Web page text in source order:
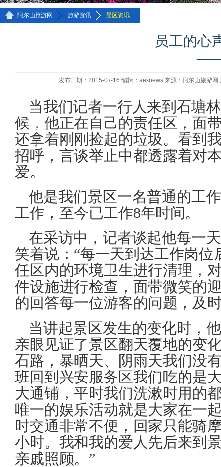
阿尔山旅游网 >> 旅游资讯 >> 景区资讯
员工的心
——
发布日期：2015-07-16 编辑：aesnews 来源：阿尔山旅游网
当我们记者一行人来到石塘
候，他正在自己的责任区，面
还拿着刚刚捡起的垃圾。看到
招呼，言谈举止中都透露着对
爱。
他是我们景区一名普通的工
工作，至今已工作8年时间。
在采访中，记者谈起他每一
笑着说：“每一天到达工作岗
任区内的环境卫生进行清理，
件设施进行检查，面带微笑的
的回答每一位游客的问题，及
当讲起景区发生的变化时，
亲眼见证了景区翻天覆地的变
石路，暴晒天、阴雨天我们没
班回到兴安服务区我们吃的是
大通铺，平时我们洗漱时用的
唯一的娱乐活动就是大家在一
时交通非常不便，回家只能骑
小时。我和我的爱人先后来到
亲戚照顾。”